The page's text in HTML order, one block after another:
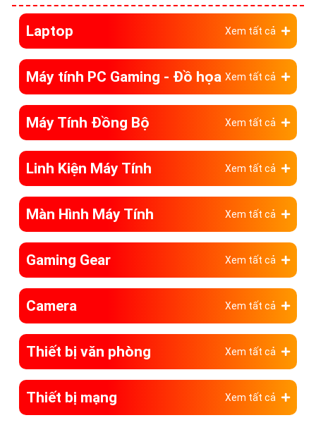
Laptop Xem tất cả
Máy tính PC Gaming - Đồ họa Xem tất cả
Máy Tính Đồng Bộ Xem tất cả
Linh Kiện Máy Tính Xem tất cả
Màn Hình Máy Tính Xem tất cả
Gaming Gear Xem tất cả
Camera Xem tất cả
Thiết bị văn phòng Xem tất cả
Thiết bị mạng Xem tất cả